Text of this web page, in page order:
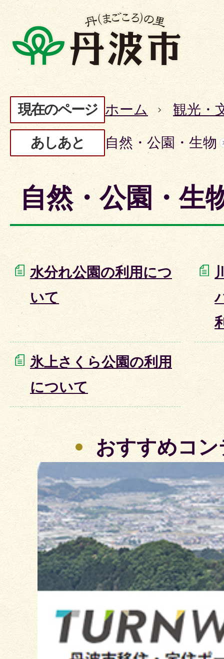
現在のページ ホーム 観光・
あしあと 自然・公園・生物
自然・公園・生
水分れ公園の利用につ
いて
氷上さくら公園の利用
について
おすすめコ
2
枚
目
の
ス